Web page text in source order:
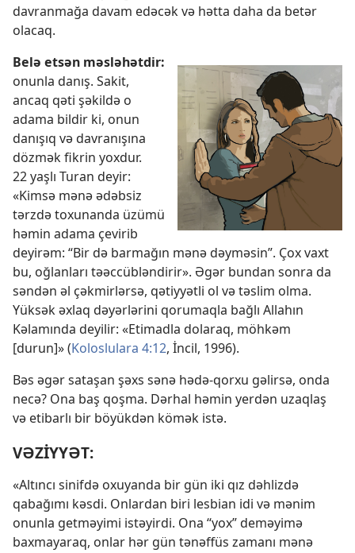
davranmağa davam edəcək və hətta daha da betər
olacaq.
Belə etsən məsləhətdir:
onunla danış. Sakit,
ancaq qəti şəkildə o
adama bildir ki, onun
danışıq və davranışına
dözmək fikrin yoxdur.
22 yaşlı Turan deyir:
«Kimsə mənə ədəbsiz
tərzdə toxunanda üzümü
həmin adama çevirib
deyirəm: “Bir də barmağın mənə dəyməsin”. Çox vaxt
bu, oğlanları təəccübləndirir». Əgər bundan sonra da
səndən əl çəkmirlərsə, qətiyyətli ol və təslim olma.
Yüksək əxlaq dəyərlərini qorumaqla bağlı Allahın
Kəlamında deyilir: «Etimadla dolaraq, möhkəm
[durun]» (Koloslulara 4:12, İncil, 1996).
Bəs əgər sataşan şəxs sənə hədə-qorxu gəlirsə, onda
necə? Ona baş qoşma. Dərhal həmin yerdən uzaqlaş
və etibarlı bir böyükdən kömək istə.
VƏZİYYƏT:
«Altıncı sinifdə oxuyanda bir gün iki qız dəhlizdə
qabağımı kəsdi. Onlardan biri lesbian idi və mənim
onunla getməyimi istəyirdi. Ona “yox” deməyimə
baxmayaraq, onlar hər gün tənəffüs zamanı mənə